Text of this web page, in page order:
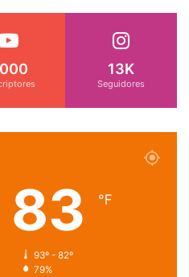
13K
Seguidores
83 ℉
93º - 82º
79%